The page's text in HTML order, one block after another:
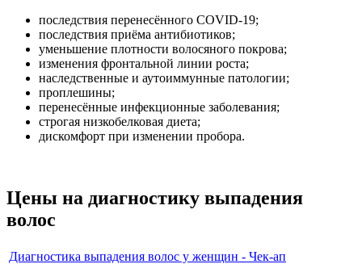
последствия перенесённого COVID-19;
последствия приёма антибиотиков;
уменьшение плотности волосяного покрова;
изменения фронтальной линии роста;
наследственные и аутоиммунные патологии;
проплешины;
перенесённые инфекционные заболевания;
строгая низкобелковая диета;
дискомфорт при изменении пробора.
Цены на диагностику выпадения
волос
Диагностика выпадения волос у женщин - Чек-ап